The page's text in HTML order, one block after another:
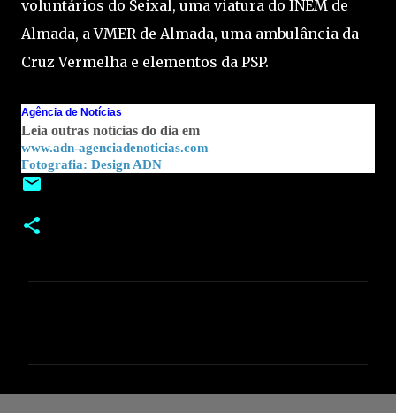
voluntários do Seixal, uma viatura do INEM de
Almada, a VMER de Almada, uma ambulância da
Cruz Vermelha e elementos da PSP.
Agência de Notícias
Leia outras notícias do dia em
www.adn-agenciadenoticias.com
Fotografia: Design ADN